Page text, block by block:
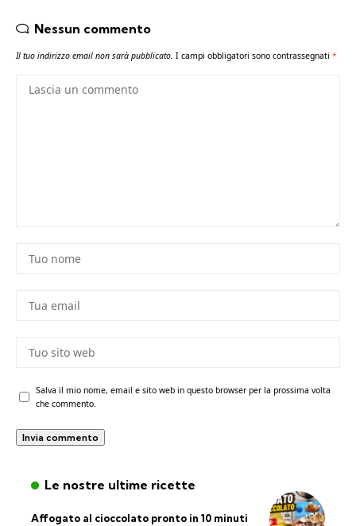
Nessun commento
Il tuo indirizzo email non sarà pubblicato. I campi obbligatori sono contrassegnati *
Salva il mio nome, email e sito web in questo browser per la prossima volta
che commento.
Le nostre ultime ricette
Affogato al cioccolato pronto in 10 minuti